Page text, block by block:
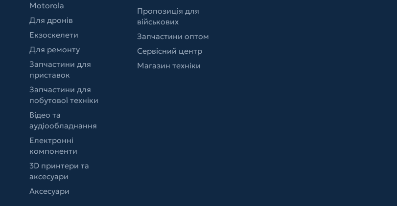
Motorola
Для дронів
Екзоскелети
Для ремонту
Запчастини для
приставок
Запчастини для
побутової техніки
Відео та
аудіообладнання
Електронні
компоненти
3D принтери та
аксесуари
Аксесуари
Пропозиція для
військових
Запчастини оптом
Сервісний центр
Магазин техніки